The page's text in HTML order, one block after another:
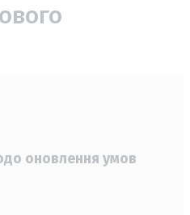
оновлення умов